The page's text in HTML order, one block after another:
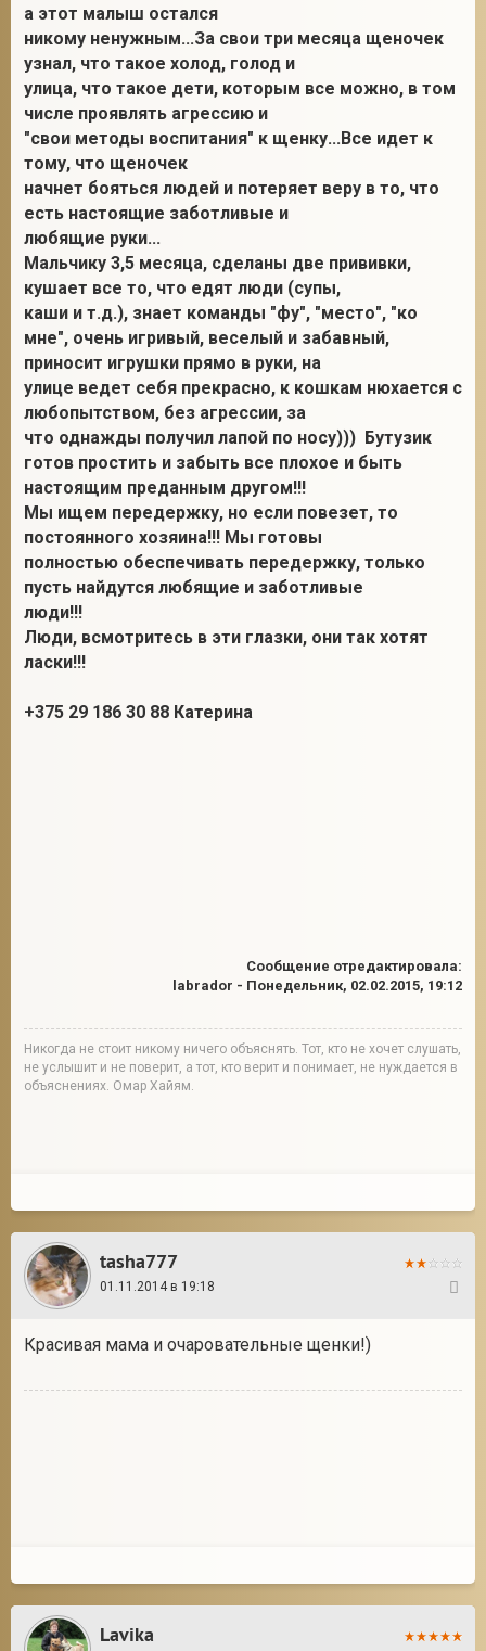
а этот малыш остался
никому ненужным...За свои три месяца щеночек
узнал, что такое холод, голод и
улица, что такое дети, которым все можно, в том
числе проявлять агрессию и
"свои методы воспитания" к щенку...Все идет к
тому, что щеночек
начнет бояться людей и потеряет веру в то, что
есть настоящие заботливые и
любящие руки...
Мальчику 3,5 месяца, сделаны две прививки,
кушает все то, что едят люди (супы,
каши и т.д.), знает команды "фу", "место", "ко
мне", очень игривый, веселый и забавный,
приносит игрушки прямо в руки, на
улице ведет себя прекрасно, к кошкам нюхается с
любопытством, без агрессии, за
что однажды получил лапой по носу))) Бутузик
готов простить и забыть все плохое и быть
настоящим преданным другом!!!
Мы ищем передержку, но если повезет, то
постоянного хозяина!!! Мы готовы
полностью обеспечивать передержку, только
пусть найдутся любящие и заботливые
люди!!!
Люди, всмотритесь в эти глазки, они так хотят
ласки!!!
+375 29 186 30 88 Катерина
Сообщение отредактировала:
labrador - Понедельник, 02.02.2015, 19:12
Никогда не стоит никому ничего объяснять. Тот, кто не хочет слушать,
не услышит и не поверит, а тот, кто верит и понимает, не нуждается в
объяснениях. Омар Хайям.
tasha777
01.11.2014 в 19:18
Красивая мама и очаровательные щенки!)
Lavika